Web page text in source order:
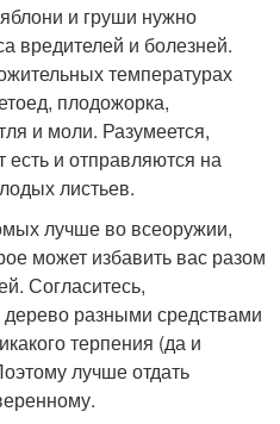
и груши нужно
вредителей и болезней.
температурах
плодожорка,
и моли. Разумеется,
есть и отправляются на
листьев.
лучше во всеоружии,
может избавить вас разом
Согласитесь,
разными средствами
терпения (да и
лучше отдать